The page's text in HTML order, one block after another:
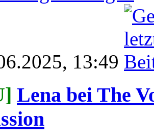
13:49
Lena bei The